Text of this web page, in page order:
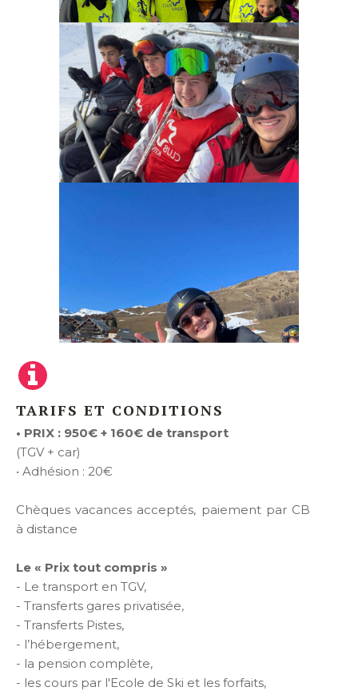
TARIFS ET CONDITIONS
• PRIX : 950€ + 160€ de transport
(TGV + car)
• Adhésion : 20€
Chèques vacances acceptés, paiement par CB
à distance
Le « Prix tout compris »
- Le transport en TGV,
- Transferts gares privatisée,
- Transferts Pistes,
- l’hébergement,
- la pension complète,
- les cours par l'Ecole de Ski et les forfaits,